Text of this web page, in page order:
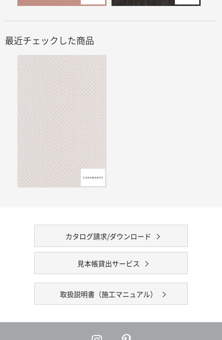
最近チェックした商品
カタログ請求/ダウンロード
見本帳貸出サービス
取扱説明書（施工マニュアル）